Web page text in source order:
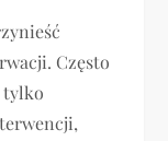
Często
tylko